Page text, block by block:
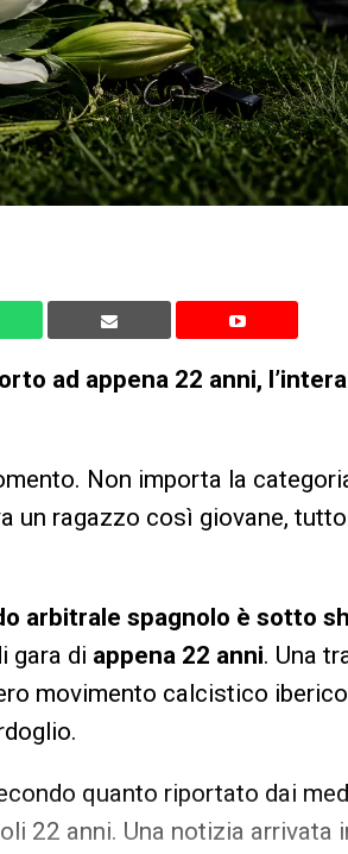
ad appena 22 anni,
Non importa la
un ragazzo così giovane,
arbitrale spagnolo è sotto
gara di appena 22 anni. Una
movimento calcistico
quanto riportato dai
22 anni. Una notizia arrivata